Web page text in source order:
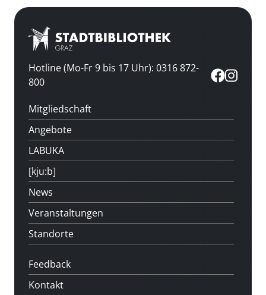
Hotline (Mo-Fr 9 bis 17 Uhr): 0316 872-
800
Mitgliedschaft
Angebote
LABUKA
[kju:b]
News
Veranstaltungen
Standorte
Feedback
Kontakt